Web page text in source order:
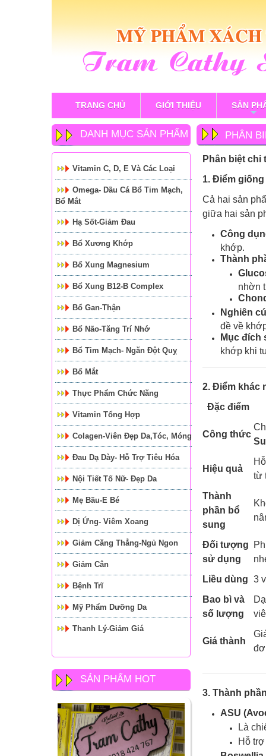
TRANG CHỦ GIỚI THIỆU
+
SẢN
DANH MỤC SẢN PHẨM
Vitamin C, D, E Và Các Loại
Omega- Dầu Cá Bổ Tim Mạch,
Bổ Mắt
Hạ Sốt-Giảm Đau
Bổ Xương Khớp
Bổ Xung Magnesium
Bổ Xung B12-B Complex
Bổ Gan-Thận
Bổ Não-Tăng Trí Nhớ
Bổ Tim Mạch- Ngăn Đột Quỵ
Bổ Mắt
Thực Phẩm Chức Năng
Vitamin Tổng Hợp
Colagen-Viên Đẹp Da,tóc, Móng
Đau Dạ Dày- Hỗ Trợ Tiêu Hóa
Nội Tiết Tố Nữ- Đẹp Da
Mẹ Bầu-E Bé
Dị Ứng- Viêm Xoang
Giảm Căng Thẳng-Ngủ Ngon
Giảm Cân
Bệnh Trĩ
Mỹ Phẩm Dưỡng Da
Thanh Lý-Giảm Giá
SẢN PHẨM HOT
PHÂN
Phân biệt chi
1. Điểm giống
Cả hai sản
giữa hai sản
Công
khớp.
Thành
nhờn
Nghiên
đề về
Mục đích
khớp khi
2. Điểm khác
Đặc điểm
Công thức
Hiệu quả
từ
Thành
phần bổ
sung
Đối tượng
sử dụng
Liều dùng 3
Bao bì và
số lượng
Giá thành
3. Thành
ASU
Là
Hỗ